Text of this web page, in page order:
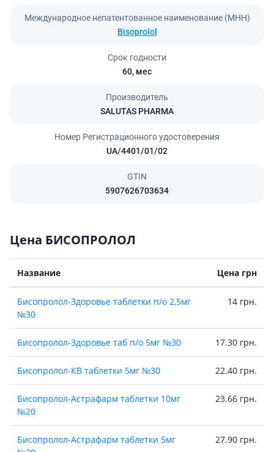
Международное непатентованное наименование (МНН)
Bisoprolol
Срок годности
60, мес
Производитель
SALUTAS PHARMA
Номер Регистрационного удостоверения
UA/4401/01/02
GTIN
5907626703634
Цена БИСОПРОЛОЛ
Название Цена грн
Бисопролол-Здоровье таблетки п/о 2,5мг
№30
14 грн.
Бисопролол-Здоровье таб п/о 5мг №30 17.30 грн.
Бисопролол-КВ таблетки 5мг №30 22.40 грн.
Бисопролол-Астрафарм таблетки 10мг
№20
23.66 грн.
Бисопролол-Астрафарм таблетки 5мг
27.90 грн.